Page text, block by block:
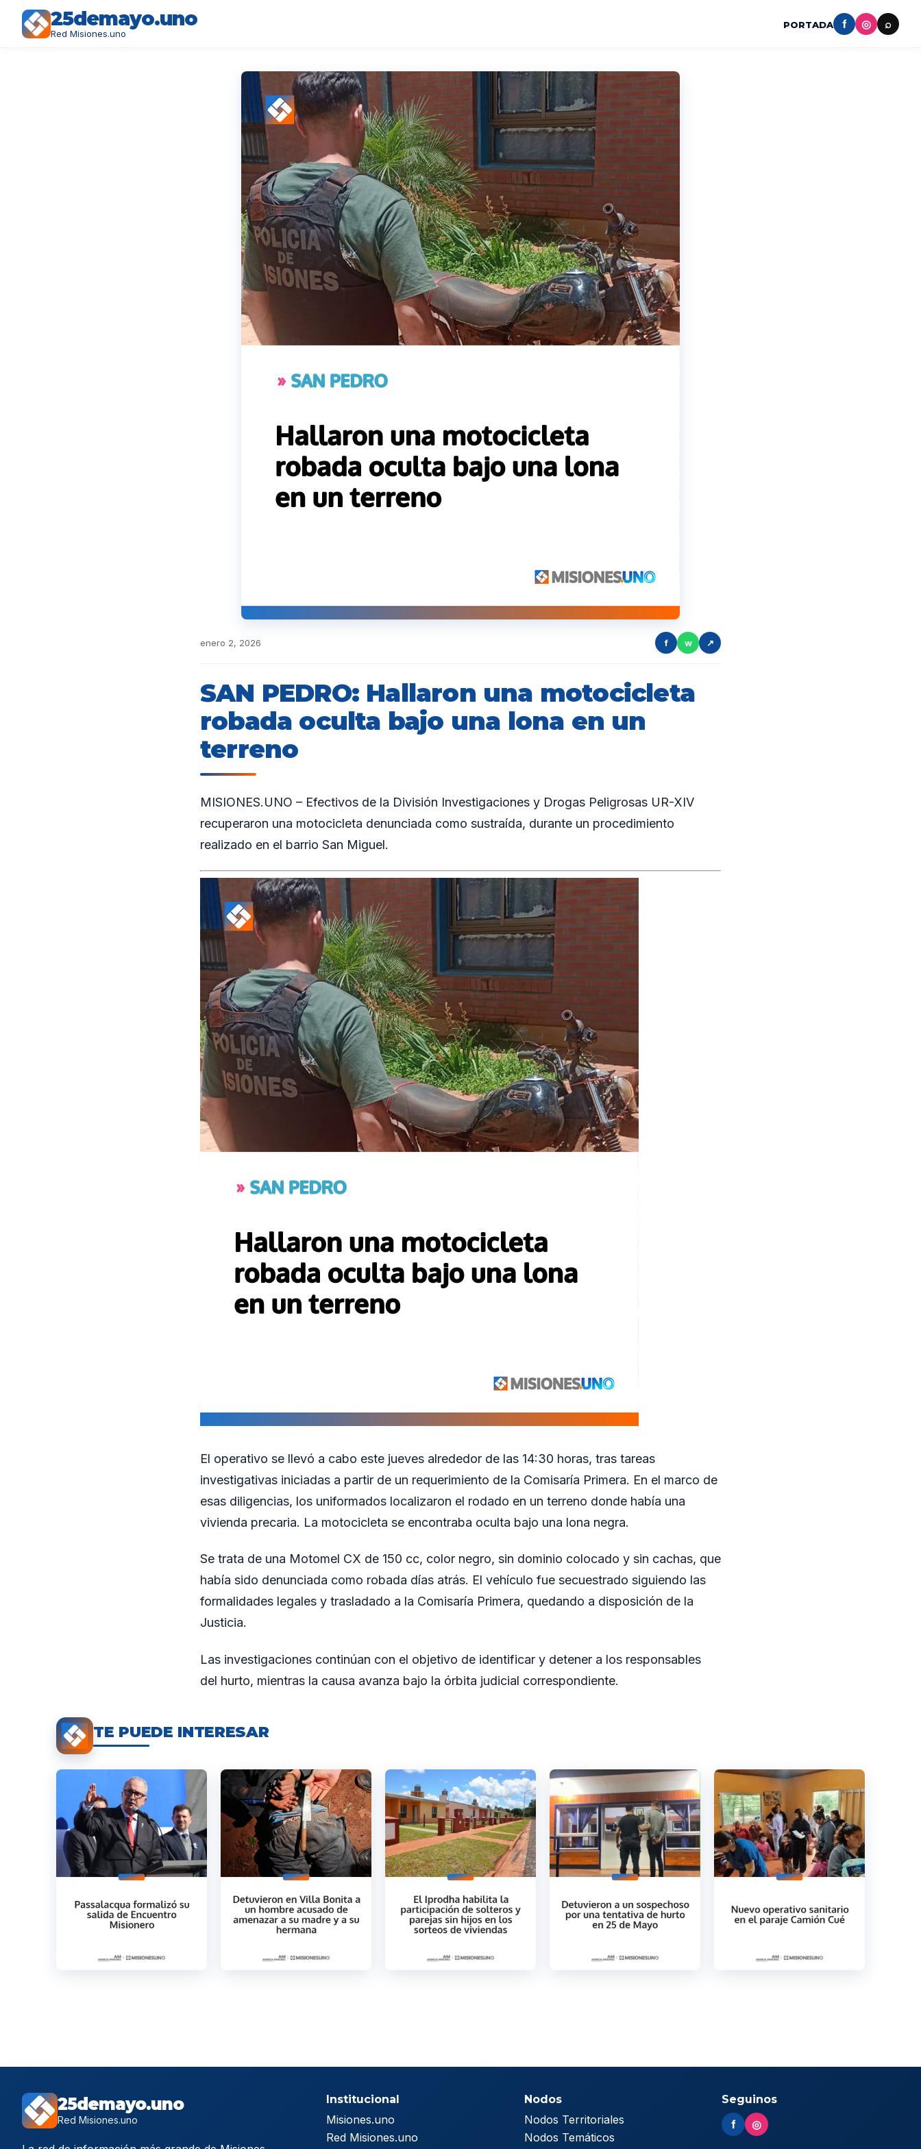
25demayo.uno
Red Misiones.uno
PORTADA f ◎ ⌕
enero 2, 2026 f w ↗
SAN PEDRO: Hallaron una motocicleta
robada oculta bajo una lona en un
terreno
MISIONES.UNO – Efectivos de la División Investigaciones y Drogas Peligrosas UR-XIV
recuperaron una motocicleta denunciada como sustraída, durante un procedimiento
realizado en el barrio San Miguel.
El operativo se llevó a cabo este jueves alrededor de las 14:30 horas, tras tareas
investigativas iniciadas a partir de un requerimiento de la Comisaría Primera. En el marco de
esas diligencias, los uniformados localizaron el rodado en un terreno donde había una
vivienda precaria. La motocicleta se encontraba oculta bajo una lona negra.
Se trata de una Motomel CX de 150 cc, color negro, sin dominio colocado y sin cachas, que
había sido denunciada como robada días atrás. El vehículo fue secuestrado siguiendo las
formalidades legales y trasladado a la Comisaría Primera, quedando a disposición de la
Justicia.
Las investigaciones continúan con el objetivo de identificar y detener a los responsables
del hurto, mientras la causa avanza bajo la órbita judicial correspondiente.
TE PUEDE INTERESAR
25demayo.uno
Red Misiones.uno
Institucional
Misiones.uno
Red Misiones.uno
Nodos
Nodos Territoriales
Nodos Temáticos
Seguinos
f ◎